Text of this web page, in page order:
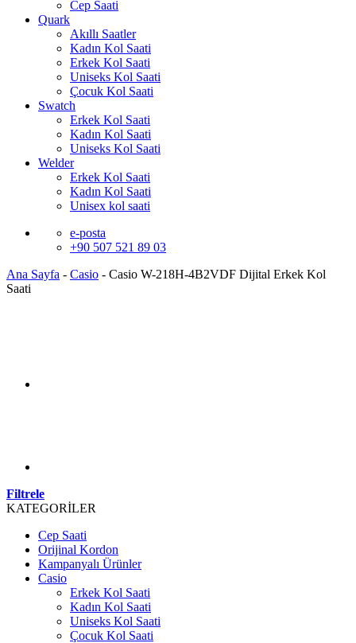
Cep Saati
Quark
Akıllı Saatler
Kadın Kol Saati
Erkek Kol Saati
Uniseks Kol Saati
Çocuk Kol Saati
Swatch
Erkek Kol Saati
Kadın Kol Saati
Uniseks Kol Saati
Welder
Erkek Kol Saati
Kadın Kol Saati
Unisex kol saati
e-posta
+90 507 521 89 03
Ana Sayfa - Casio - Casio W-218H-4B2VDF Dijital Erkek Kol
Saati
Filtrele
KATEGORİLER
Cep Saati
Orijinal Kordon
Kampanyalı Ürünler
Casio
Erkek Kol Saati
Kadın Kol Saati
Uniseks Kol Saati
Çocuk Kol Saati